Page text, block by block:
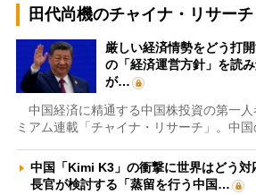
田代尚機のチャイナ・リサーチ
厳しい経済情勢をどう打
の「経済運営方針」を読
が…
中国経済に精通する中国株投資の第一人
ミアム連載「チャイナ・リサーチ」。中国
中国「Kimi K3」の衝撃に世界はどう
長官が検討する「蒸留を行う中国…